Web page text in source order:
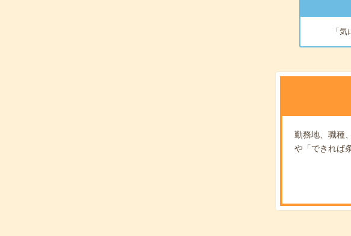
「
勤務地、職種
や「できれば